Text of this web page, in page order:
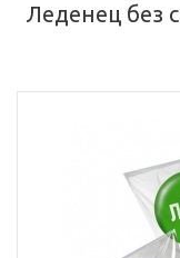
Леденец без